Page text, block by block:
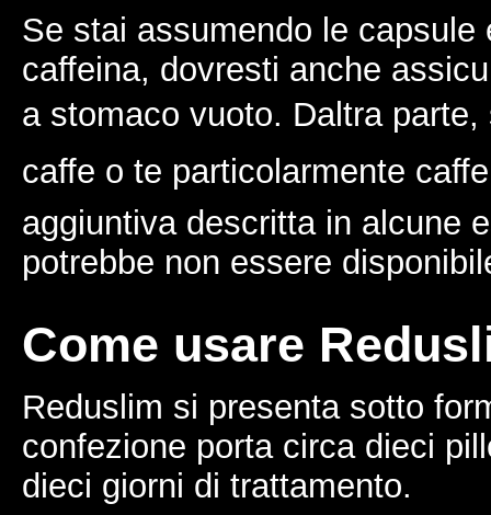
Se stai assumendo le capsule
caffeina, dovresti anche
a stomaco vuoto. Daltra
caffe o te particolarmente
aggiuntiva descritta in alcune
potrebbe non essere
Come usare
Reduslim si presenta sotto
confezione porta circa dieci
dieci giorni di trattamento.